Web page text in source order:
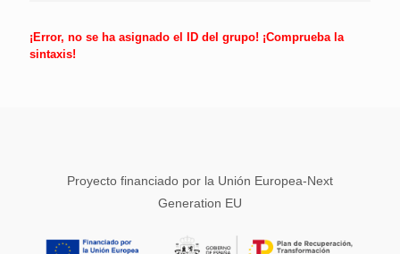
¡Error, no se ha asignado el ID del grupo! ¡Comprueba la
sintaxis!
Proyecto financiado por la Unión Europea-Next
Generation EU